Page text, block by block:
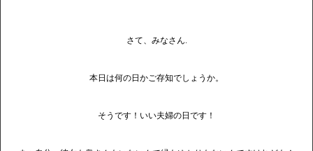
さて、みなさん.
本日は何の日かご存知でしょうか。
そうです！いい夫婦の日です！